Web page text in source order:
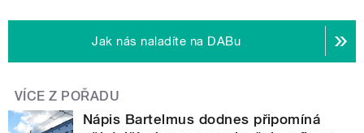
Jak nás naladíte na DABu
VÍCE Z POŘADU
Nápis Bartelmus dodnes připomíná